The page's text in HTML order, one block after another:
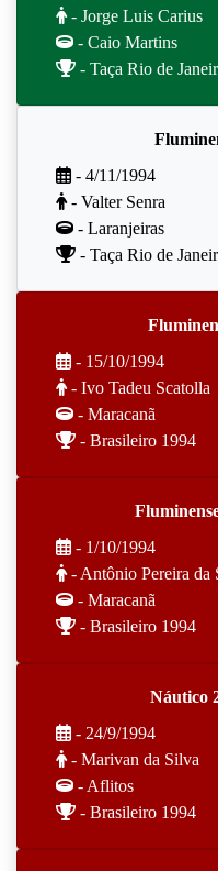
- Jorge Luis Carius
- Caio Martins
- Taça Rio de
- 4/11/1994
- Valter Senra
- Laranjeiras
- Taça Rio de
- 15/10/1994
- Ivo Tadeu Scatolla
- Maracanã
- Brasileiro 1994
- 1/10/1994
- Antônio Pereira da
- Maracanã
- Brasileiro 1994
Náutico
- 24/9/1994
- Marivan da Silva
- Aflitos
- Brasileiro 1994